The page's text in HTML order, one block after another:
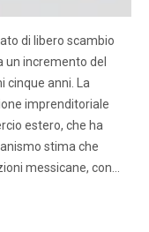
di libero scambio
un incremento del
cinque anni. La
imprenditoriale
estero, che ha
stima che
messicane, con…